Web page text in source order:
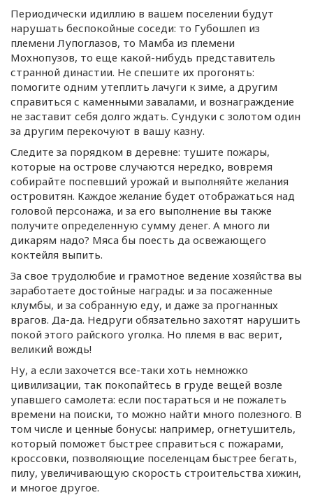
Периодически идиллию в вашем поселении будут
нарушать беспокойные соседи: то Губошлеп из
племени Лупоглазов, то Мамба из племени
Мохнопузов, то еще какой-нибудь представитель
странной династии. Не спешите их прогонять:
помогите одним утеплить лачуги к зиме, а другим
справиться с каменными завалами, и вознаграждение
не заставит себя долго ждать. Сундуки с золотом один
за другим перекочуют в вашу казну.
Следите за порядком в деревне: тушите пожары,
которые на острове случаются нередко, вовремя
собирайте поспевший урожай и выполняйте желания
островитян. Каждое желание будет отображаться над
головой персонажа, и за его выполнение вы также
получите определенную сумму денег. А много ли
дикарям надо? Мяса бы поесть да освежающего
коктейля выпить.
За свое трудолюбие и грамотное ведение хозяйства вы
заработаете достойные награды: и за посаженные
клумбы, и за собранную еду, и даже за прогнанных
врагов. Да-да. Недруги обязательно захотят нарушить
покой этого райского уголка. Но племя в вас верит,
великий вождь!
Ну, а если захочется все-таки хоть немножко
цивилизации, так покопайтесь в груде вещей возле
упавшего самолета: если постараться и не пожалеть
времени на поиски, то можно найти много полезного. В
том числе и ценные бонусы: например, огнетушитель,
который поможет быстрее справиться с пожарами,
кроссовки, позволяющие поселенцам быстрее бегать,
пилу, увеличивающую скорость строительства хижин,
и многое другое.